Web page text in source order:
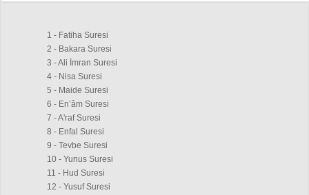
1 - Fatiha Suresi
2 - Bakara Suresi
3 - Ali İmran Suresi
4 - Nisa Suresi
5 - Maide Suresi
6 - En’âm Suresi
7 - A'raf Suresi
8 - Enfal Suresi
9 - Tevbe Suresi
10 - Yunus Suresi
11 - Hud Suresi
12 - Yusuf Suresi